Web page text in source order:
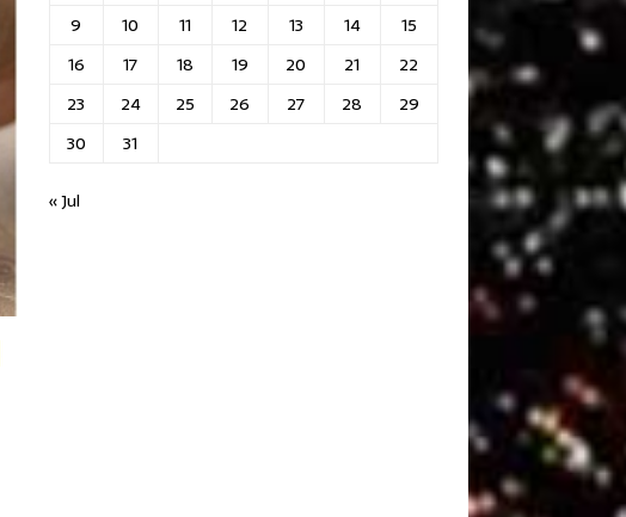
9
10 11 12 13 14
15
16
17 18 19 20 21
22
23
24 25 26 27 28
29
30
31
« Jul